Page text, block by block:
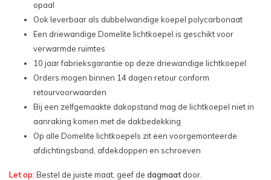
Dagmaat lichtkoepel: 75x75 cm - €299,10
Dagmaat lichtkoepel: 80x80 cm - €370,50
Dagmaat lichtkoepel: 80x180 cm - €712,38
Dagmaat lichtkoepel: 90x90 cm - €434,34
opaal
Ook leverbaar als dubbelwandige koepel polycarbonaat
Een driewandige Domelite lichtkoepel is geschikt voor
verwarmde ruimtes
10 jaar fabrieksgarantie op deze driewandige lichtkoepel
Orders mogen binnen 14 dagen retour conform
retourvoorwaarden
Bij een zelfgemaakte dakopstand mag de lichtkoepel niet in
aanraking komen met de dakbedekking
Op alle Domelite lichtkoepels zit een voorgemonteerde
afdichtingsband, afdekdoppen en schroeven
Let op: Bestel de juiste maat, geef de dagmaat door.